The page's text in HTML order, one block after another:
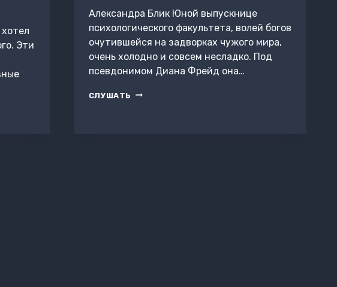
Эти
Александра Блик Юной выпускнице
психологического факультета, волей богов
очутившейся на задворках чужого мира,
очень холодно и совсем несладко. Под
псевдонимом Диана Фрейд она…
СЛУШАТЬ НЕКРОМАНТИЯ